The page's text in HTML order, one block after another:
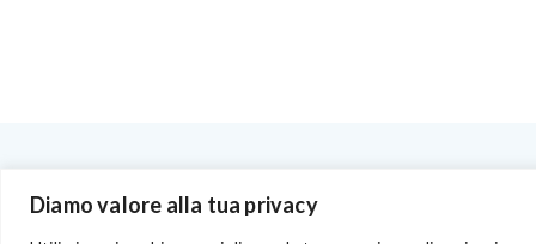
Diamo valore alla tua privacy